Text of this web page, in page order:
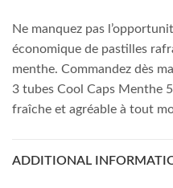
Ne manquez pas
économique de pastilles
menthe. Commandez dès
3 tubes Cool Caps Menthe
fraîche et agréable à tout
ADDITIONAL